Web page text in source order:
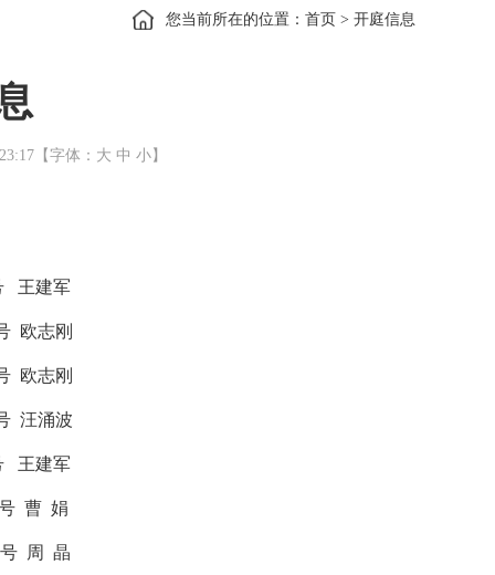
您当前所在的位置： 首页 > 开庭信息
【字体： 大 中 小 】
王建军
欧志刚
欧志刚
汪涌波
王建军
号 曹 娟
号 周 晶